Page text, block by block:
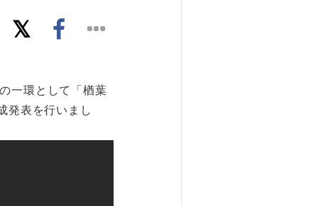
一環として「楢葉
発表を行いまし